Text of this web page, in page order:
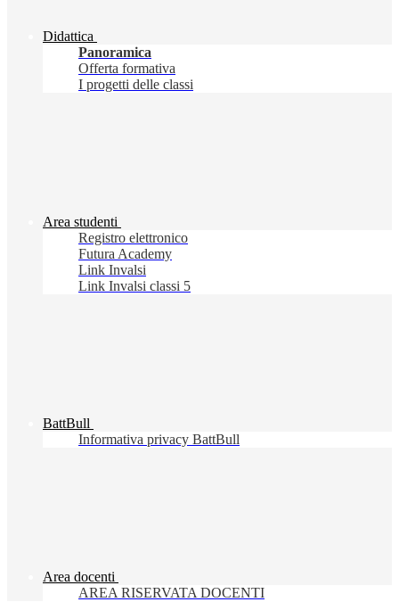
Didattica
Panoramica
Offerta formativa
I progetti delle classi
Area studenti
Registro elettronico
Futura Academy
Link Invalsi
Link Invalsi classi 5
BattBull
Informativa privacy BattBull
Area docenti
AREA RISERVATA DOCENTI